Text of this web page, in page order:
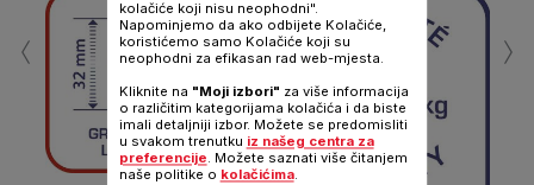
‹ ›
kolačiće koji nisu neophodni".
Napominjemo da ako odbijete Kolačiće,
koristićemo samo Kolačiće koji su
neophodni za efikasan rad web-mjesta.
Kliknite na "Moji izbori" za više informacija
o različitim kategorijama kolačića i da biste
imali detaljniji izbor. Možete se predomisliti
u svakom trenutku iz našeg centra za
preferencije. Možete saznati više čitanjem
naše politike o kolačićima.